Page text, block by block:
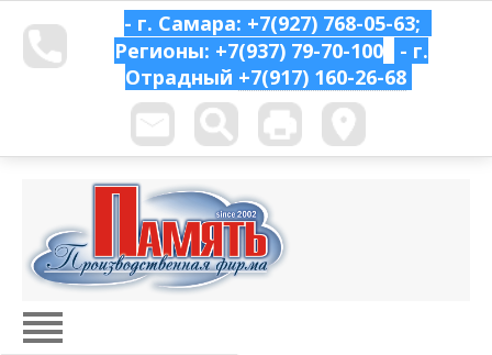
- г. Самара: +7(927) 768-05-63;
Регионы: +7(937) 79-70-100
- г.
Отрадный +7(917) 160-26-68